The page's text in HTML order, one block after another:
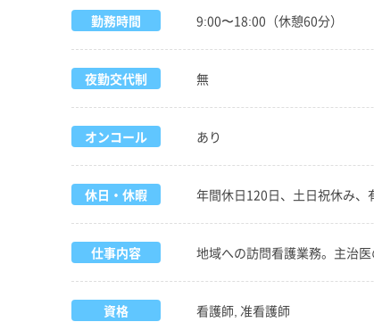
勤務時間 9:00〜18:00（休憩60分）
夜勤交代制 無
オンコール あり
休日・休暇 年間休日120日、土日祝休み、
仕事内容 地域への訪問看護業務。主治
資格 看護師, 准看護師